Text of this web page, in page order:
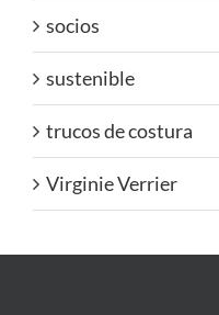
socios
sustenible
trucos de costura
Virginie Verrier